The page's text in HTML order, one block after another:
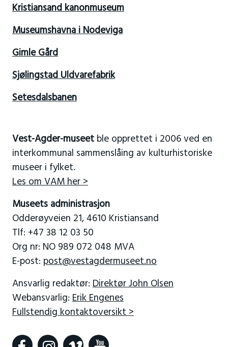
Kristiansand kanonmuseum
Museumshavna i Nodeviga
Gimle Gård
Sjølingstad Uldvarefabrik
Setesdalsbanen
Vest-Agder-museetble opprettet i 2006 ved en
interkommunal sammenslåing av kulturhistoriske
museer i fylket.
Les om VAM her >
Museets administrasjon
Odderøyveien 21, 4610 Kristiansand
Tlf: +47 38 12 03 50
Org nr: NO 989 072 048 MVA
E-post: post@vestagdermuseet.no
Ansvarlig redaktør: Direktør John Olsen
Webansvarlig: Erik Engenes
Fullstendig kontaktoversikt >